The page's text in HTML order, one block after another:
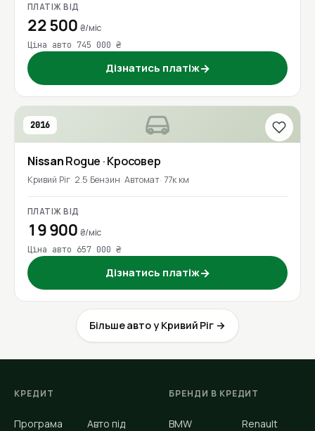
ПЛАТІЖ ВІД
22 500 ₴/міс
Ціна авто 745 000 ₴
Дізнатись платіж→
2016
NissanRogue · Кросовер
Кривий Ріг 2.5 Бензин Автомат 77к км
ПЛАТІЖ ВІД
19 900 ₴/міс
Ціна авто 657 000 ₴
Дізнатись платіж→
Більше авто у Кривий Ріг →
КРЕДИТ
Програма
Авто під
БРЕНДИ В КРЕДИТ
BMW Renault